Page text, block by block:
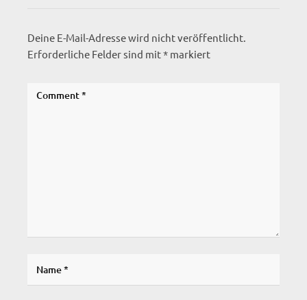
Deine E-Mail-Adresse wird nicht veröffentlicht.
Erforderliche Felder sind mit* markiert